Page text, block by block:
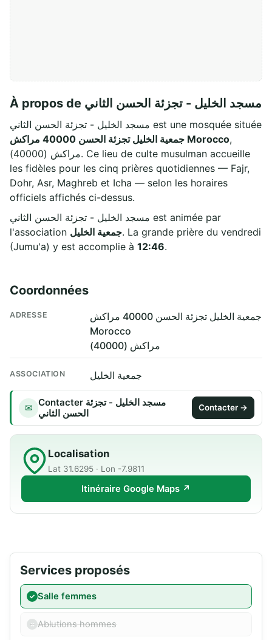
À propos de مسجد الخليل - تجزئة الحسن الثاني
مسجد الخليل - تجزئة الحسن الثاني est une mosquée située
جمعية الخليل تجزئة الحسن 40000 مراكش Morocco,
مراكش (40000). Ce lieu de culte musulman accueille
les fidèles pour les cinq prières quotidiennes — Fajr,
Dohr, Asr, Maghreb et Icha — selon les horaires
officiels affichés ci-dessus.
مسجد الخليل - تجزئة الحسن الثاني est animée par
l'association جمعية الخليل. La grande prière du vendredi
(Jumu'a) y est accomplie à 12:46.
Coordonnées
ADRESSE
جمعية الخليل تجزئة الحسن 40000 مراكش
Morocco
مراكش (40000)
ASSOCIATION جمعية الخليل
✉ Contacter مسجد الخليل - تجزئة
الحسن الثاني
Contacter →
Localisation
Lat 31.6295 · Lon -7.9811
Itinéraire Google Maps ↗
Services proposés
Salle femmes
Ablutions hommes